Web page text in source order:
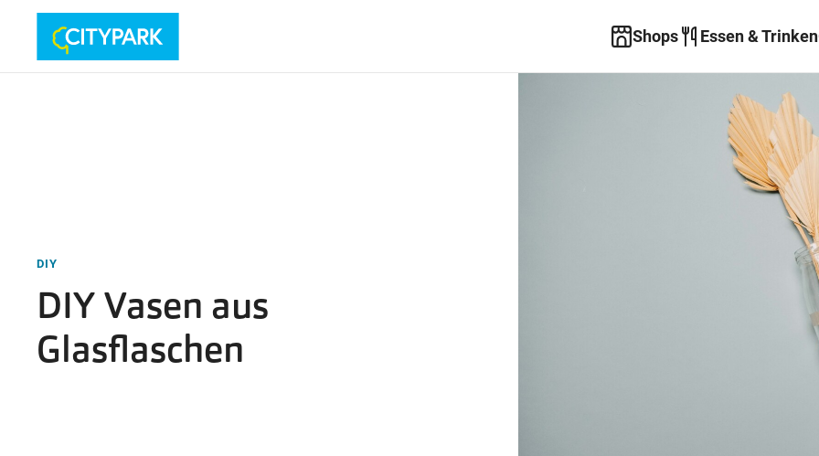
Shops Essen & Trinken
DIY
DIY Vasen aus
Glasflaschen